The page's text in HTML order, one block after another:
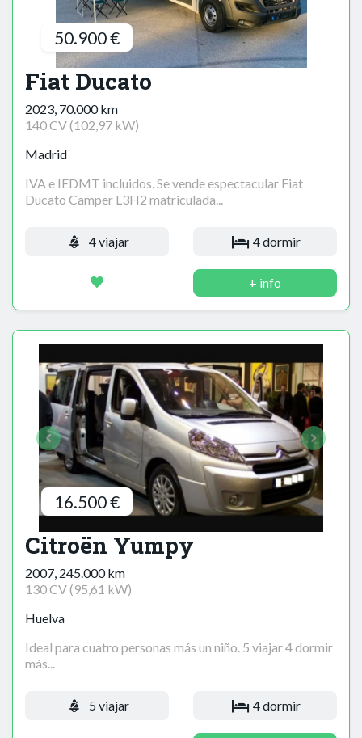
50.900 €
Fiat Ducato
2023, 70.000 km
140 CV (102,97 kW)
Madrid
IVA e IEDMT incluidos. Se vende espectacular Fiat
Ducato Camper L3H2 matriculada...
4 viajar 4 dormir
+ info
16.500 €
Citroën Yumpy
2007, 245.000 km
130 CV (95,61 kW)
Huelva
Ideal para cuatro personas más un niño. 5 viajar 4 dormir
más...
5 viajar 4 dormir